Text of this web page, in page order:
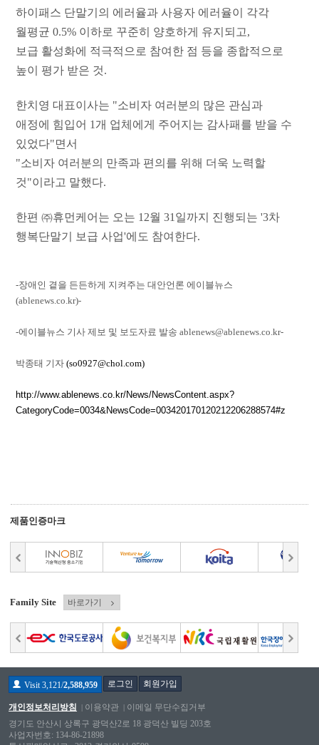
하이패스 단말기의 에러율과 사용자 에러율이 각각
월평균 0.5% 이하로 꾸준히 양호하게 유지되고,
보급 활성화에 적극적으로 참여한 점 등을 종합적으로
높이 평가 받은 것.
한치영 대표이사는 "소비자 여러분의 많은 관심과
애정에 힘입어 1개 업체에게 주어지는 감사패를 받을 수
있었다"면서
"소비자 여러분의 만족과 편의를 위해 더욱 노력할
것"이라고 말했다.
한편 ㈜휴먼케어는 오는 12월 31일까지 진행되는 '3차
행복단말기 보급 사업'에도 참여한다.
-장애인 곁을 든든하게 지켜주는 대안언론 에이블뉴스
(ablenews.co.kr)-
-에이블뉴스 기사 제보 및 보도자료 발송 ablenews@ablenews.co.kr-
박종태 기자(so0927@chol.com)
http://www.ablenews.co.kr/News/NewsContent.aspx?
CategoryCode=0034&NewsCode=003420170120212206288574#z
제품인증마크
Family Site 바로가기
Visit 3,121/2,588,959 로그인 회원가입
개인정보처리방침 이용약관
이메일 무단수집거부
경기도 안산시 상록구 광덕산2로 18 광덕산 빌딩 203호
사업자번호: 134-86-21898